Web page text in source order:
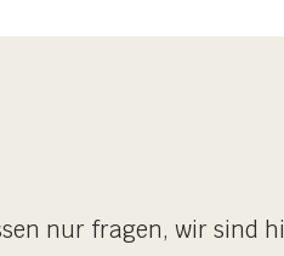
nur fragen, wir sind